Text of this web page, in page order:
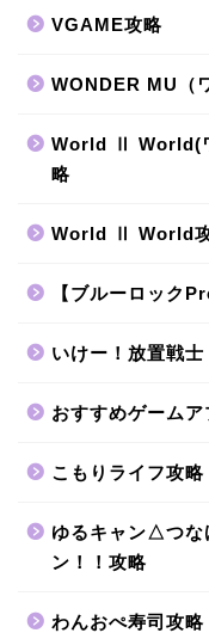
VGAME攻略
WONDER MU（
World Ⅱ World(
略
World Ⅱ World
【ブルーロック
いけー！放置戦士
おすすめゲームア
こもりライフ攻略
ゆるキャン△つな
ン！！攻略
わんおぺ寿司攻略